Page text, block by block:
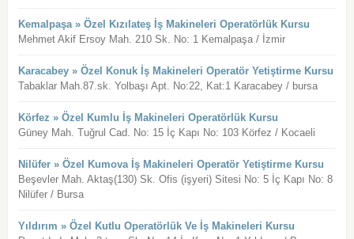
Kemalpaşa » Özel Kızılateş İş Makineleri Operatörlük Kursu
Mehmet Akif Ersoy Mah. 210 Sk. No: 1 Kemalpaşa / İzmir
Karacabey » Özel Konuk İş Makineleri Operatör Yetiştirme Kursu
Tabaklar Mah.87.sk. Yolbaşı Apt. No:22, Kat:1 Karacabey / bursa
Körfez » Özel Kumlu İş Makineleri Operatörlük Kursu
Güney Mah. Tuğrul Cad. No: 15 İç Kapı No: 103 Körfez / Kocaeli
Nilüfer » Özel Kumova İş Makineleri Operatör Yetiştirme Kursu
Beşevler Mah. Aktaş(130) Sk. Ofis (işyeri) Sitesi No: 5 İç Kapı No: 8
Nilüfer / Bursa
Yıldırım » Özel Kutlu Operatörlük Ve İş Makineleri Kursu